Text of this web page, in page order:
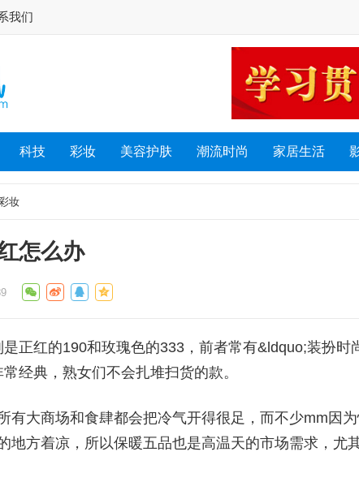
我们
科技 彩妆 美容护肤 潮流时尚 家居生活
妆
怎么办
正红的190和玫瑰色的333，前者常有&ldquo;装扮时
经典，熟女们不会扎堆扫货的款。
有大商场和食肆都会把冷气开得很足，而不少mm因
地方着凉，所以保暖五品也是高温天的市场需求，尤